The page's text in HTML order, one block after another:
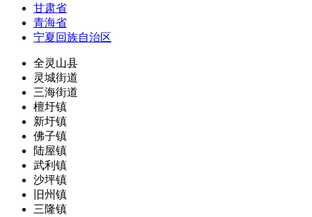
甘肃省
青海省
宁夏回族自治区
全灵山县
灵城街道
三海街道
檀圩镇
新圩镇
佛子镇
陆屋镇
武利镇
沙坪镇
旧州镇
三隆镇